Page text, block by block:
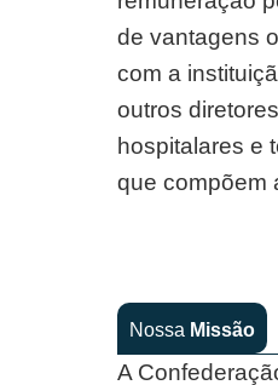
de vantagens
com a
outros
hospitalares e
que compõem
Nossa Missão
A